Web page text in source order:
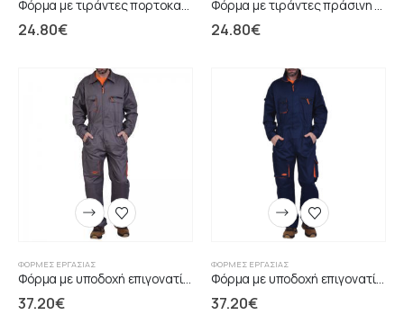
24.80€ 24.80€
ΦΌΡΜΕΣ ΕΡΓΑΣΊΑΣ
37.20€
ΦΌΡΜΕΣ ΕΡΓΑΣΊΑΣ
37.20€